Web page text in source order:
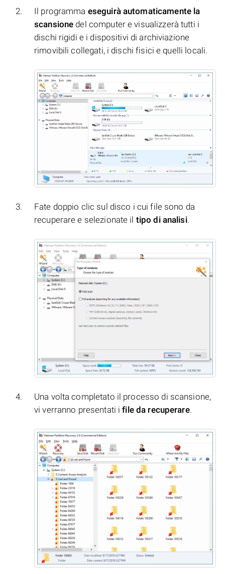
Il programma eseguirà automaticamente la
scansione del computer e visualizzerà tutti i
dischi rigidi e i dispositivi di archiviazione
rimovibili collegati, i dischi fisici e quelli locali.
Fate doppio clic sul disco i cui file sono da
recuperare e selezionate il tipo di analisi.
Una volta completato il processo di scansione,
vi verranno presentati ifile da recuperare.